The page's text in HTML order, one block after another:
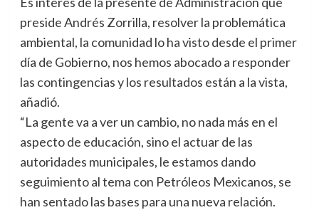
preside Andrés Zorrilla, resolver la problemática
ambiental, la comunidad lo ha visto desde el primer
día de Gobierno, nos hemos abocado a responder
las contingencias y los resultados están a la vista,
añadió.
“La gente va a ver un cambio, no nada más en el
aspecto de educación, sino el actuar de las
autoridades municipales, le estamos dando
seguimiento al tema con Petróleos Mexicanos, se
han sentado las bases para una nueva relación.